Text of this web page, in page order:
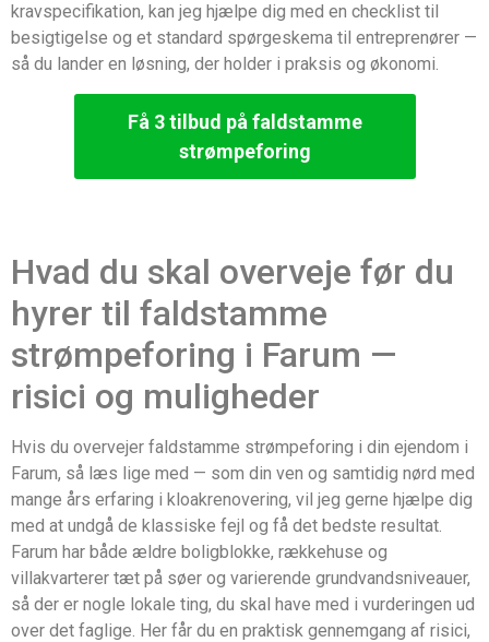
kravspecifikation, kan jeg hjælpe dig med en checklist til
besigtigelse og et standard spørgeskema til entreprenører —
så du lander en løsning, der holder i praksis og økonomi.
Få 3 tilbud på faldstamme
strømpeforing
Hvad du skal overveje før du
hyrer til faldstamme
strømpeforing i Farum —
risici og muligheder
Hvis du overvejer faldstamme strømpeforing i din ejendom i
Farum, så læs lige med — som din ven og samtidig nørd med
mange års erfaring i kloakrenovering, vil jeg gerne hjælpe dig
med at undgå de klassiske fejl og få det bedste resultat.
Farum har både ældre boligblokke, rækkehuse og
villakvarterer tæt på søer og varierende grundvandsniveauer,
så der er nogle lokale ting, du skal have med i vurderingen ud
over det faglige. Her får du en praktisk gennemgang af risici,